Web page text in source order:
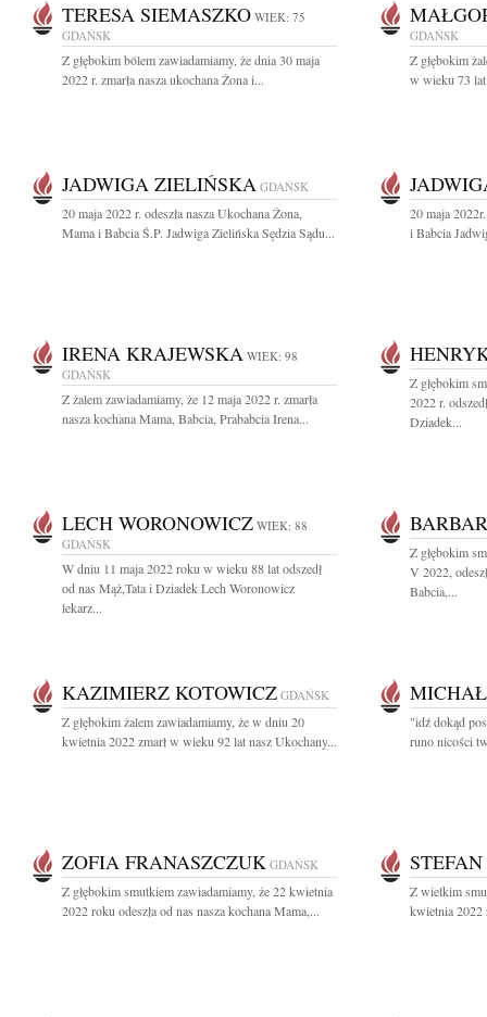
TERESA SIEMASZKO WIEK: 75
GDAŃSK
Z głębokim bólem zawiadamiamy, że dnia 30 maja
2022 r. zmarła nasza ukochana Żona i...
GDAŃSK
Z głębokim
w wieku 73 lat
JADWIGA ZIELIŃSKA GDAŃSK
20 maja 2022 r. odeszła nasza Ukochana Żona,
Mama i Babcia Ś.P. Jadwiga Zielińska Sędzia Sądu...
20 maja
i Babcia
IRENA KRAJEWSKA WIEK: 98
GDAŃSK
Z żalem zawiadamiamy, że 12 maja 2022 r. zmarła
nasza kochana Mama, Babcia, Prababcia Irena...
Z głębokim
2022 r.
Dziadek...
LECH WORONOWICZ WIEK: 88
GDAŃSK
W dniu 11 maja 2022 roku w wieku 88 lat odszedł
od nas Mąż,Tata i Dziadek Lech Woronowicz
lekarz...
Z głębokim
V 2022,
Babcia,...
KAZIMIERZ KOTOWICZ GDAŃSK
Z głębokim żalem zawiadamiamy, że w dniu 20
kwietnia 2022 zmarł w wieku 92 lat nasz Ukochany...
"idź dokąd
runo nicości
ZOFIA FRANASZCZUK GDAŃSK
Z głębokim smutkiem zawiadamiamy, że 22 kwietnia
2022 roku odeszła od nas nasza kochana Mama,...
Z wielkim
kwietnia 2022